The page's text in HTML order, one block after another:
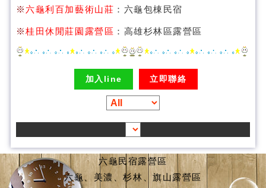
※六龜利百加藝術山莊 ：六龜包棟民宿
※桂田休閒莊園露營區 ：高雄杉林區露營區
加入line 立即聯絡
六龜民宿露營區
六龜、美濃、杉林、旗山露營區